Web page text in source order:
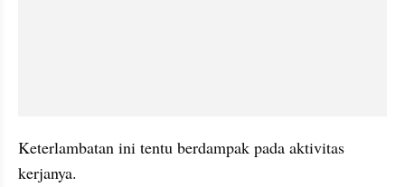
Keterlambatan ini tentu berdampak pada aktivitas
kerjanya.